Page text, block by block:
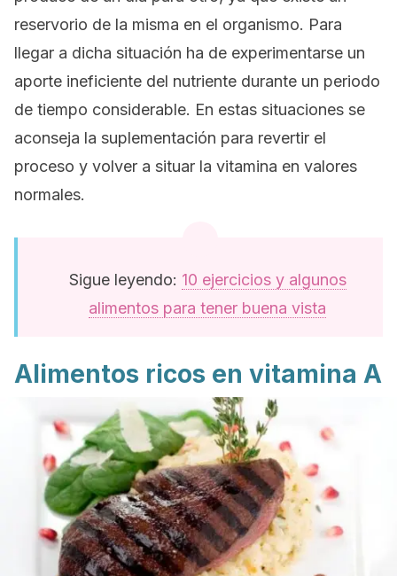
reservorio de la misma en el organismo. Para
llegar a dicha situación ha de experimentarse un
aporte ineficiente del nutriente durante un periodo
de tiempo considerable. En estas situaciones se
aconseja la suplementación para revertir el
proceso y volver a situar la vitamina en valores
normales.
Sigue leyendo: 10 ejercicios y algunos
alimentos para tener buena vista
Alimentos ricos en vitamina A